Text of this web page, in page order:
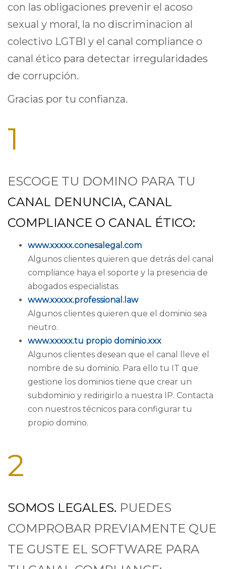
con las obligaciones prevenir el acoso
sexual y moral, la no discriminacion al
colectivo LGTBI y el canal compliance o
canal ético para detectar irregularidades
de corrupción.
Gracias por tu confianza.
1
ESCOGE TU DOMINO PARA TU
CANAL DENUNCIA, CANAL
COMPLIANCE O CANAL ÉTICO:
www.xxxxx.conesalegal.com
Algunos clientes quieren que detrás del canal
compliance haya el soporte y la presencia de
abogados especialistas.
www.xxxxx.professional.law
Algunos clientes quieren que el dominio sea
neutro.
www.xxxxx.tu propio dominio.xxx
Algunos clientes desean que el canal lleve el
nombre de su dominio. Para ello tu IT que
gestione los dominios tiene que crear un
subdominio y redirigirlo a nuestra IP. Contacta
con nuestros técnicos para configurar tu
propio domino.
2
SOMOS LEGALES. PUEDES
COMPROBAR PREVIAMENTE QUE
TE GUSTE EL SOFTWARE PARA